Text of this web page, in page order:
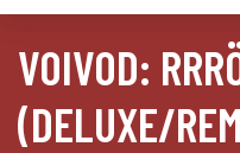
VOIVOD:
(DELUXE/